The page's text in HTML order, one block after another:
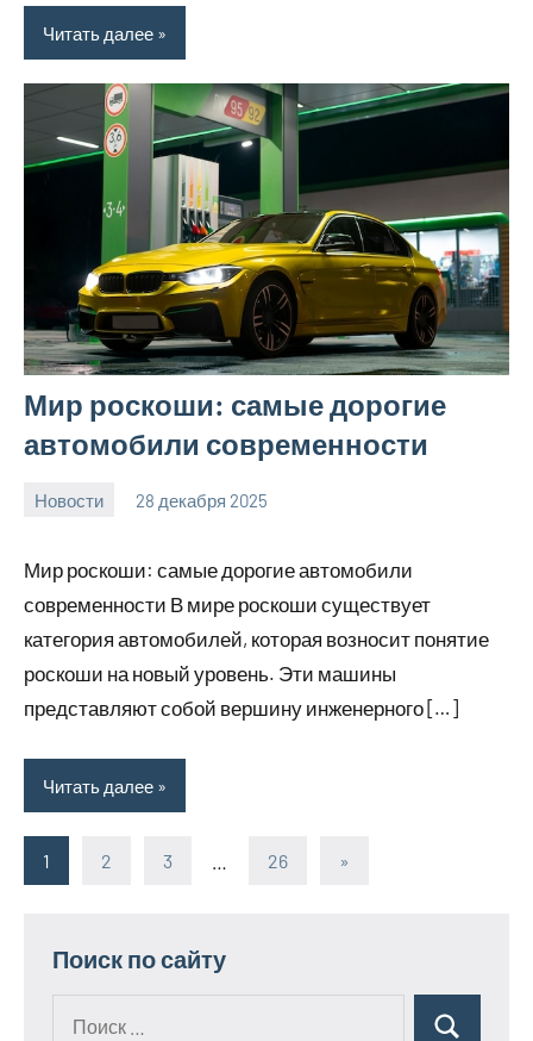
Читать далее
Мир роскоши: самые дорогие
автомобили современности
Новости 28 декабря 2025
Мир роскоши: самые дорогие автомобили
современности В мире роскоши существует
категория автомобилей, которая возносит понятие
роскоши на новый уровень. Эти машины
представляют собой вершину инженерного […]
Читать далее
Пагинация
1 2 3 26
Следующие
»
Поиск по сайту